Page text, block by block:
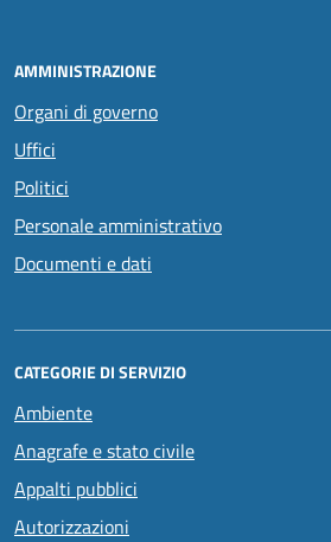
AMMINISTRAZIONE
Organi di governo
Uffici
Politici
Personale amministrativo
Documenti e dati
CATEGORIE DI SERVIZIO
Ambiente
Anagrafe e stato civile
Appalti pubblici
Autorizzazioni